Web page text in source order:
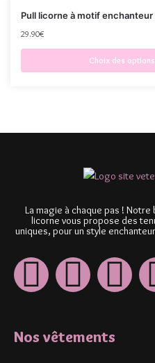
Pull licorne à motif enchanteur
29.90€
Choix des options
La magie à chaque pas !
licorne vous propose des
uniques, pour un style
Nos vêtements